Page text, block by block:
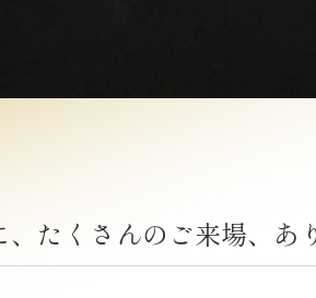
、たくさんのご来場、あ